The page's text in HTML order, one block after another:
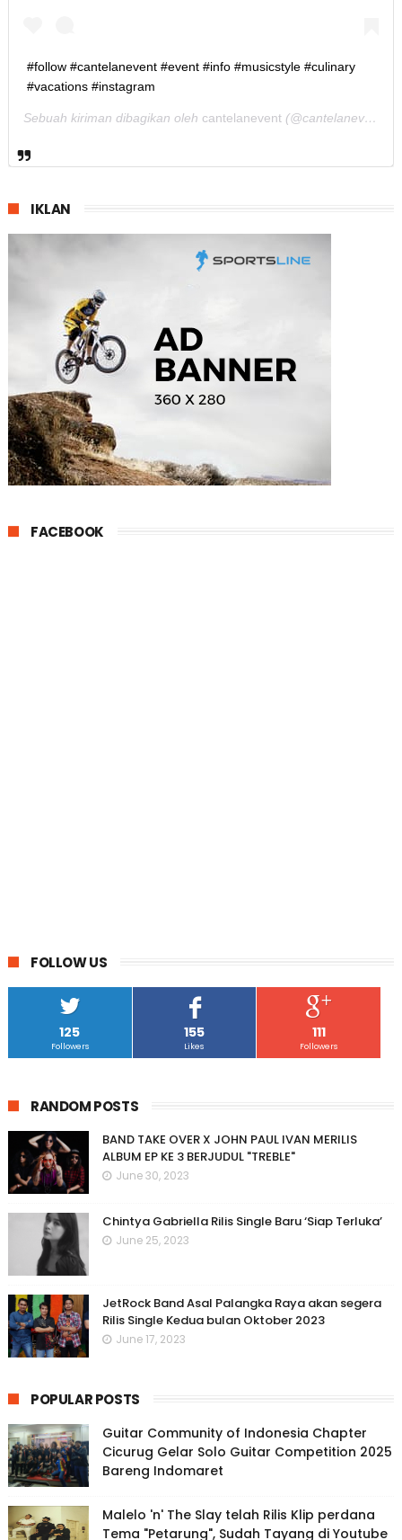
#follow #cantelanevent #event #info #musicstyle #culinary
#vacations #instagram
Sebuah kiriman dibagikan oleh cantelanevent(@cantelanevent) pada
IKLAN
FACEBOOK
FOLLOW US
125
Followers
155
Likes
111
Followers
RANDOM POSTS
BAND TAKE OVER X JOHN PAUL IVAN MERILIS
ALBUM EP KE 3 BERJUDUL "TREBLE"
June 30, 2023
Chintya Gabriella Rilis Single Baru ‘Siap Terluka’
June 25, 2023
JetRock Band Asal Palangka Raya akan segera
Rilis Single Kedua bulan Oktober 2023
June 17, 2023
POPULAR POSTS
Guitar Community of Indonesia Chapter
Cicurug Gelar Solo Guitar Competition 2025
Bareng Indomaret
Malelo 'n' The Slay telah Rilis Klip perdana
Tema "Petarung", Sudah Tayang di Youtube